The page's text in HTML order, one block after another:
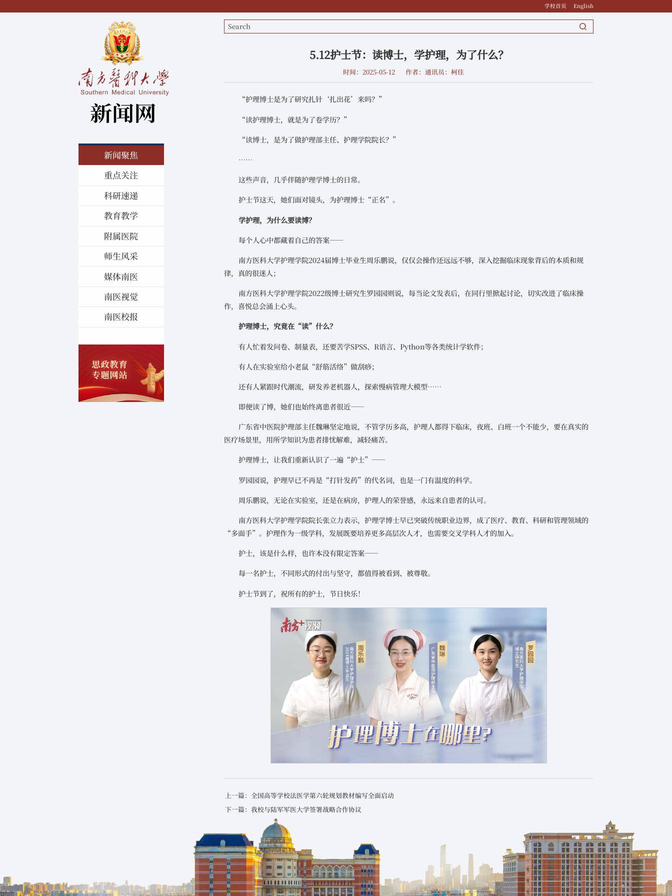
学校首页 English
新闻聚焦
重点关注
科研速递
教育教学
附属医院
师生风采
媒体南医
南医视觉
南医校报
5.12护士节：读博士，学护理，为了什么？
时间：2025-05-12 作者：通讯员：柯佳
“护理博士是为了研究扎针‘扎出花’来吗？”
“读护理博士，就是为了卷学历？”
“读博士，是为了做护理部主任、护理学院院长？”
……
这些声音，几乎伴随护理学博士的日常。
护士节这天，她们面对镜头，为护理博士“正名”。
学护理，为什么要读博？
每个人心中都藏着自己的答案——
南方医科大学护理学院2024届博士毕业生周乐鹏说，仅仅会操作还远远不够，深入挖掘临床现象背后的本质和规
律，真的很迷人；
南方医科大学护理学院2022级博士研究生罗园园则说，每当论文发表后，在同行里掀起讨论，切实改进了临床操
作，喜悦总会涌上心头。
护理博士，究竟在“读”什么？
有人忙着发问卷、制量表，还要苦学SPSS、R语言、Python等各类统计学软件；
有人在实验室给小老鼠“舒筋活络”做刮痧；
还有人紧跟时代潮流，研发养老机器人，探索慢病管理大模型……
即便读了博，她们也始终离患者很近——
广东省中医院护理部主任魏琳坚定地说，不管学历多高，护理人都得下临床，夜班、白班一个不能少，要在真实的
医疗场景里，用所学知识为患者排忧解难，减轻痛苦。
护理博士，让我们重新认识了一遍“护士”——
罗园园说，护理早已不再是“打针发药”的代名词，也是一门有温度的科学。
周乐鹏说，无论在实验室，还是在病房，护理人的荣誉感，永远来自患者的认可。
南方医科大学护理学院院长张立力表示，护理学博士早已突破传统职业边界，成了医疗、教育、科研和管理领域的
“多面手”。护理作为一级学科，发展既要培养更多高层次人才，也需要交叉学科人才的加入。
护士，该是什么样，也许本没有限定答案——
每一名护士，不同形式的付出与坚守，都值得被看到、被尊敬。
护士节到了，祝所有的护士，节日快乐！
上一篇：全国高等学校法医学第六轮规划教材编写全面启动
下一篇：我校与陆军军医大学签署战略合作协议